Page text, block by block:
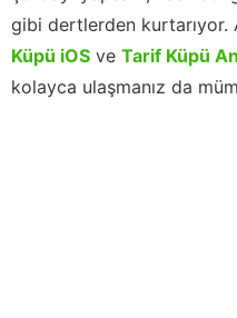
gibi dertlerden kurtarıyor.
Küpü iOS ve Tarif Küpü
kolayca ulaşmanız da